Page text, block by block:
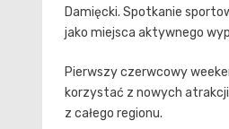
Damięcki. Spotkanie
jako miejsca aktywnego
Pierwszy czerwcowy
korzystać z nowych
z całego regionu.